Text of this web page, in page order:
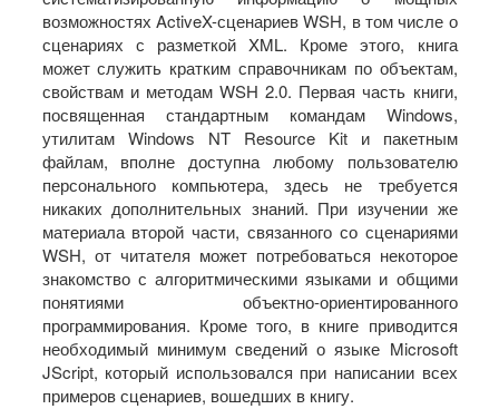
возможностях ActiveX-сценариев WSH, в том числе о
сценариях с разметкой XML. Кроме этого, книга
может служить кратким справочникам по объектам,
свойствам и методам WSH 2.0. Первая часть книги,
посвященная стандартным командам Windows,
утилитам Windows NT Resource Kit и пакетным
файлам, вполне доступна любому пользователю
персонального компьютера, здесь не требуется
никаких дополнительных знаний. При изучении же
материала второй части, связанного со сценариями
WSH, от читателя может потребоваться некоторое
знакомство с алгоритмическими языками и общими
понятиями объектно-ориентированного
программирования. Кроме того, в книге приводится
необходимый минимум сведений о языке Microsoft
JScript, который использовался при написании всех
примеров сценариев, вошедших в книгу.